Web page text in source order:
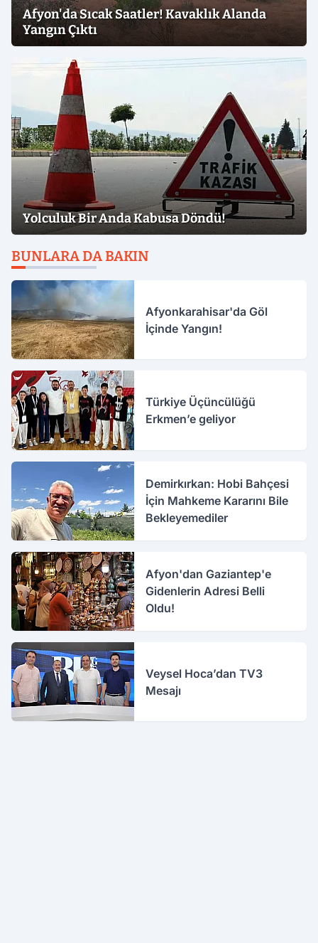
Afyon'da Sıcak Saatler! Kavaklık Alanda
Yangın Çıktı
Yolculuk Bir Anda Kabusa Döndü!
BUNLARA DA BAKIN
Afyonkarahisar'da Göl
İçinde Yangın!
Türkiye Üçüncülüğü
Erkmen’e geliyor
Demirkırkan: Hobi Bahçesi
İçin Mahkeme Kararını Bile
Bekleyemediler
Afyon'dan Gaziantep'e
Gidenlerin Adresi Belli
Oldu!
Veysel Hoca’dan TV3
Mesajı